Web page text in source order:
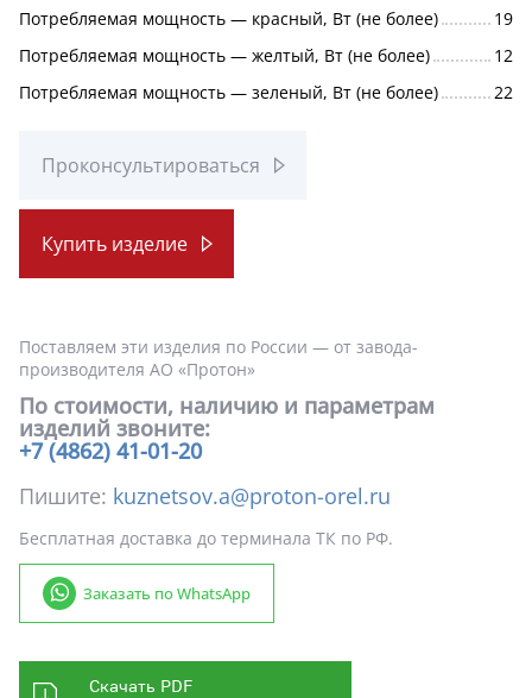
Потребляемая мощность — красный, Вт (не более)
19
Потребляемая мощность — желтый, Вт (не более)
12
Потребляемая мощность — зеленый, Вт (не более)
22
Проконсультироваться
Купить изделие
Поставляем эти изделия по России — от завода-
производителя АО «Протон»
По стоимости, наличию и параметрам
изделий звоните:
+7 (4862) 41-01-20
Пишите: kuznetsov.a@proton-orel.ru
Бесплатная доставка до терминала ТК по РФ.
Заказать по WhatsApp
Скачать PDF